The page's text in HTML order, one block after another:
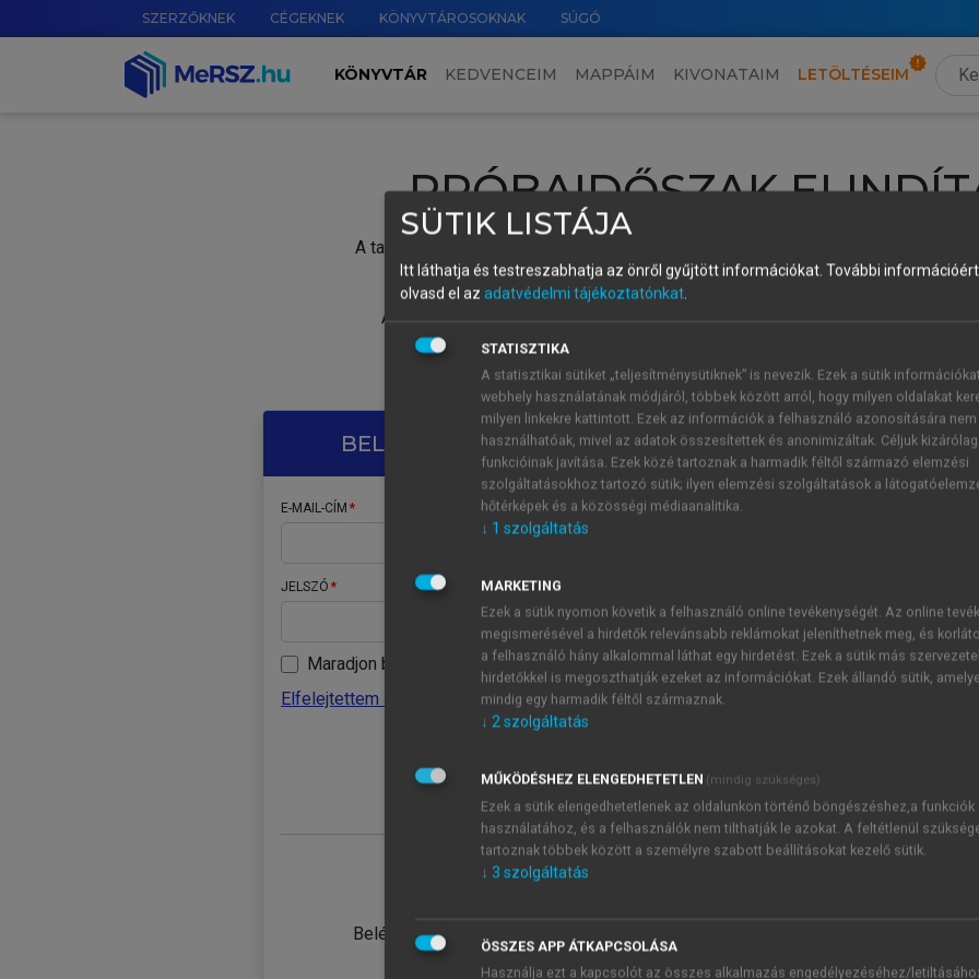
SZERZŐKNEK CÉGEKNEK KÖNYVTÁROSOKNAK SÚGÓ
KÖNYVTÁR KEDVENCEIM MAPPÁIM KIVONATAIM LETÖLTÉSEIM
PRÓBAIDŐSZAK
A tartalom megtekintéséhez lépj be a saját fiókoddal, iskolai azonosítóddal vagy
Új felhasználóként1 óra díjmentes hozzáférésrevagy
A próbaidőszak elindításához,
vagy hozz
A regisztráció után a
BELÉPÉS SAJÁT FIÓKKAL
E-MAIL-CÍM
JELSZÓ
Maradjon belépve
Elfelejtettem a jelszavamat
Belépés intézményi azonosítóval
ÚJ FIÓK
1 óra
JELSZÓ
Kérek értesítést a MeRSZ
Kérek értesítést az
SÜTIK LISTÁJA
Itt láthatja és testreszabhatja az önről gyűjtött információkat. További
olvasd el az adatvédelmi tájékoztatónkat.
STATISZTIKA
A statisztikai sütiket „teljesítménysütiknek” is nevezik. Ezek a sütik
webhely használatának módjáról, többek között arról, hogy milyen oldalakat
milyen linkekre kattintott. Ezek az információk a felhasználó azonosítására nem
használhatóak, mivel az adatok összesítettek és anonimizáltak. Céljuk
funkcióinak javítása. Ezek közé tartoznak a harmadik féltől származó elemzési
szolgáltatásokhoz tartozó sütik; ilyen elemzési szolgáltatások a
hőtérképek és a közösségi médiaanalitika.
↓ 1 szolgáltatás
MARKETING
Ezek a sütik nyomon követik a felhasználó online tevékenységét. Az online
megismerésével a hirdetők relevánsabb reklámokat jeleníthetnek meg, és
a felhasználó hány alkalommal láthat egy hirdetést. Ezek a sütik más
hirdetőkkel is megoszthatják ezeket az információkat. Ezek állandó sütik,
mindig egy harmadik féltől származnak.
↓ 2szolgáltatás
MŰKÖDÉSHEZ ELENGEDHETETLEN (mindig szükséges)
Ezek a sütik elengedhetetlenek az oldalunkon történő böngészéshez,a funkciók
használatához, és a felhasználók nem tilthatják le azokat. A feltétlenül
tartoznak többek között a személyre szabott beállításokat kezelő sütik.
↓ 3 szolgáltatás
ÖSSZES APP ÁTKAPCSOLÁSA
Használja ezt a kapcsolót az összes alkalmazás engedélyezéséhez/